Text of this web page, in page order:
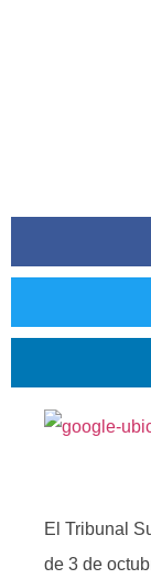
El Tribunal
de 3 de